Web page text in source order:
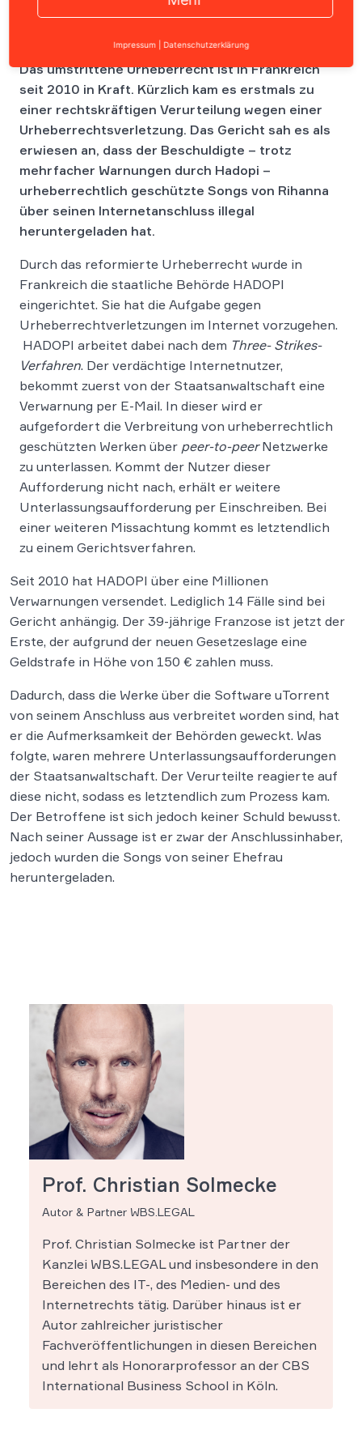
Das umstrittene Urheberrecht ist in Frankreich
seit 2010 in Kraft. Kürzlich kam es erstmals zu
einer rechtskräftigen Verurteilung wegen einer
Urheberrechtsverletzung. Das Gericht sah es als
erwiesen an, dass der Beschuldigte – trotz
mehrfacher Warnungen durch Hadopi –
urheberrechtlich geschützte Songs von Rihanna
über seinen Internetanschluss illegal
heruntergeladen hat.
Durch das reformierte Urheberrecht wurde in
Frankreich die staatliche Behörde HADOPI
eingerichtet. Sie hat die Aufgabe gegen
Urheberrechtverletzungen im Internet vorzugehen.
HADOPI arbeitet dabei nach dem Three- Strikes-
Verfahren. Der verdächtige Internetnutzer,
bekommt zuerst von der Staatsanwaltschaft eine
Verwarnung per E-Mail. In dieser wird er
aufgefordert die Verbreitung von urheberrechtlich
geschützten Werken über peer-to-peerNetzwerke
zu unterlassen. Kommt der Nutzer dieser
Aufforderung nicht nach, erhält er weitere
Unterlassungsaufforderung per Einschreiben. Bei
einer weiteren Missachtung kommt es letztendlich
zu einem Gerichtsverfahren.
Seit 2010 hat HADOPI über eine Millionen
Verwarnungen versendet. Lediglich 14 Fälle sind bei
Gericht anhängig. Der 39-jährige Franzose ist jetzt der
Erste, der aufgrund der neuen Gesetzeslage eine
Geldstrafe in Höhe von 150 € zahlen muss.
Dadurch, dass die Werke über die Software uTorrent
von seinem Anschluss aus verbreitet worden sind, hat
er die Aufmerksamkeit der Behörden geweckt. Was
folgte, waren mehrere Unterlassungsaufforderungen
der Staatsanwaltschaft. Der Verurteilte reagierte auf
diese nicht, sodass es letztendlich zum Prozess kam.
Der Betroffene ist sich jedoch keiner Schuld bewusst.
Nach seiner Aussage ist er zwar der Anschlussinhaber,
jedoch wurden die Songs von seiner Ehefrau
heruntergeladen.
Prof. Christian Solmecke
Autor & Partner WBS.LEGAL
Prof. Christian Solmecke ist Partner der
Kanzlei WBS.LEGAL und insbesondere in den
Bereichen des IT-, des Medien- und des
Internetrechts tätig. Darüber hinaus ist er
Autor zahlreicher juristischer
Fachveröffentlichungen in diesen Bereichen
und lehrt als Honorarprofessor an der CBS
International Business School in Köln.
Impressum Datenschutzerklärung